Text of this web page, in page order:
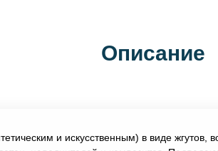
Описание
и искусственным) в виде жгутов,